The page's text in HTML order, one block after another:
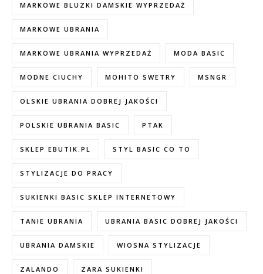
MARKOWE BLUZKI DAMSKIE WYPRZEDAŻ
MARKOWE UBRANIA
MARKOWE UBRANIA WYPRZEDAŻ MODA BASIC
MODNE CIUCHY MOHITO SWETRY MSNGR
OLSKIE UBRANIA DOBREJ JAKOŚCI
POLSKIE UBRANIA BASIC PTAK
SKLEP EBUTIK.PL STYL BASIC CO TO
STYLIZACJE DO PRACY
SUKIENKI BASIC SKLEP INTERNETOWY
TANIE UBRANIA UBRANIA BASIC DOBREJ JAKOŚCI
UBRANIA DAMSKIE WIOSNA STYLIZACJE
ZALANDO ZARA SUKIENKI